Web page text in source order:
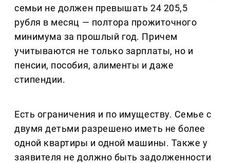
семьи не должен превышать 24 205,5
рубля в месяц — полтора прожиточного
минимума за прошлый год. Причем
учитываются не только зарплаты, но и
пенсии, пособия, алименты и даже
стипендии.
Есть ограничения и по имуществу. Семье с
двумя детьми разрешено иметь не более
одной квартиры и одной машины. Также у
заявителя не должно быть задолженности